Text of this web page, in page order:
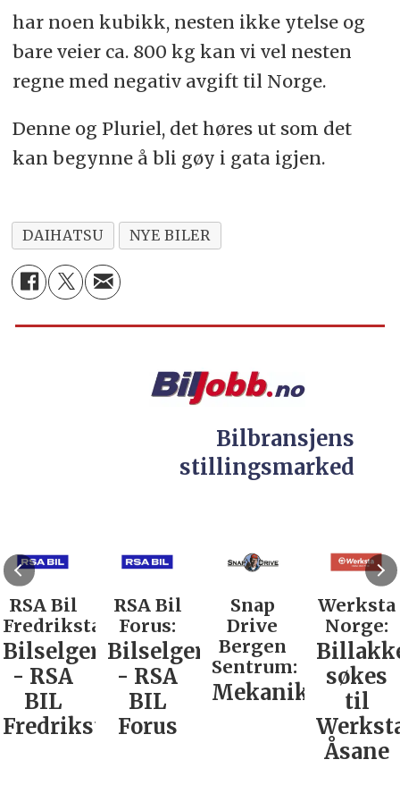
har noen kubikk, nesten ikke ytelse og
bare veier ca. 800 kg kan vi vel nesten
regne med negativ avgift til Norge.
Denne og Pluriel, det høres ut som det
kan begynne å bli gøy i gata igjen.
DAIHATSU NYE BILER
Bilbransjens
stillingsmarked
RSA Bil
Fredrikstad:
Bilselger
- RSA
BIL
Fredrikstad
RSA Bil
Forus:
Bilselger
- RSA
BIL
Forus
Snap
Drive
Bergen
Sentrum:
Mekaniker
Werksta
Norge:
søkes
til
Åsane